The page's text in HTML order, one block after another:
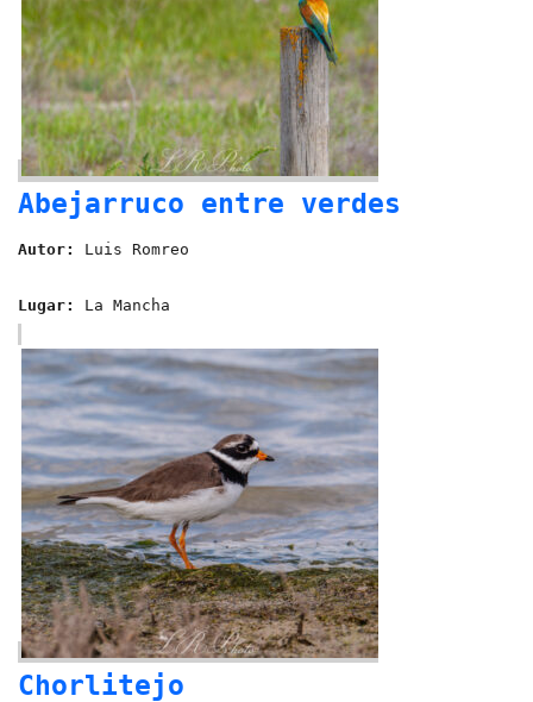
Abejarruco entre verdes
Autor: Luis Romreo
Lugar: La Mancha
Chorlitejo